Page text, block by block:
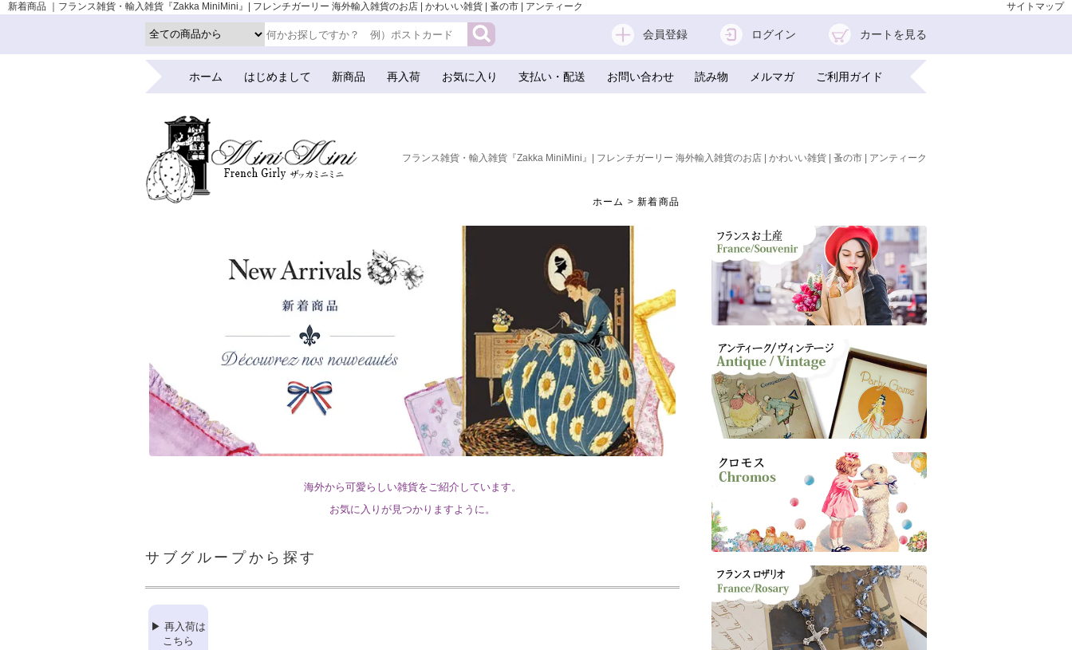
新着商品 ｜フランス雑貨・輸入雑貨『Zakka MiniMini』| フレンチガーリー 海外輸入雑貨のお店 | かわいい雑貨 | 蚤の市 | アンティーク サイトマップ
会員登録 ログイン カートを見る
ホーム はじめまして 新商品 再入荷 お気に入り 支払い・配送 お問い合わせ 読み物 メルマガ ご利用ガイド
フランス雑貨・輸入雑貨『Zakka MiniMini』| フレンチガーリー 海外輸入雑貨のお店 | かわいい雑貨 | 蚤の市 | アンティーク
ホーム >新着商品
海外から可愛らしい雑貨をご紹介しています。
お気に入りが見つかりますように。
サブグループから探す
▶ 再入荷は
こちら